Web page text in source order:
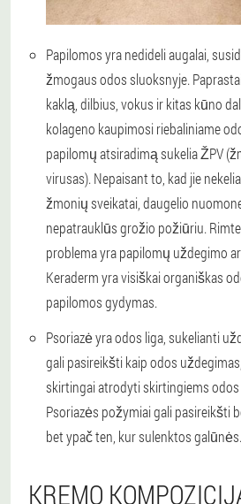
Papilomos yra nedideli augalai,
žmogaus odos sluoksnyje.
kaklą, dilbius, vokus ir kitas kūno
kolageno kaupimosi riebaliniame
papilomų atsiradimą sukelia ŽPV
virusas). Nepaisant to, kad jie
žmonių sveikatai, daugelio
nepatrauklūs grožio požiūriu.
problema yra papilomų uždegimo
Keraderm yra visiškai organiškas
papilomos gydymas.
Psoriazė yra odos liga, sukelianti
gali pasireikšti kaip odos
skirtingai atrodyti skirtingiems
Psoriazės požymiai gali pasireikšti
bet ypač ten, kur sulenktos galūnės.
KREMO